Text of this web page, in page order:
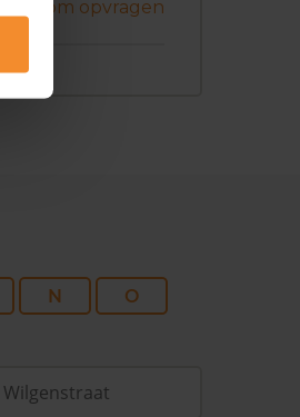
Koopsom opvragen
N
O